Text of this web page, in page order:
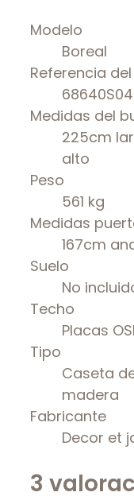
Modelo
Boreal
Referencia
Medidas del
225cm
alto
Peso
561 kg
Medidas
167cm
Suelo
No
Techo
Placas
Tipo
Caseta
madera
Fabricante
Decor et
3